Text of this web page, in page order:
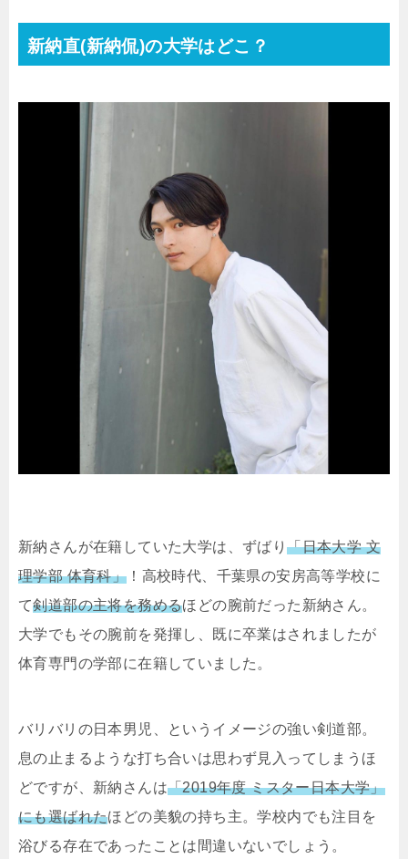
新納直(新納侃)の大学はどこ？
新納さんが在籍していた大学は、ずばり「日本大学 文
理学部 体育科」 ！高校時代、千葉県の安房高等学校に
て剣道部の主将を務めるほどの腕前だった新納さん。
大学でもその腕前を発揮し、既に卒業はされましたが
体育専門の学部に在籍していました。
バリバリの日本男児、というイメージの強い剣道部。
息の止まるような打ち合いは思わず見入ってしまうほ
どですが、新納さんは「2019年度 ミスター日本大学」
にも選ばれたほどの美貌の持ち主。学校内でも注目を
浴びる存在であったことは間違いないでしょう。